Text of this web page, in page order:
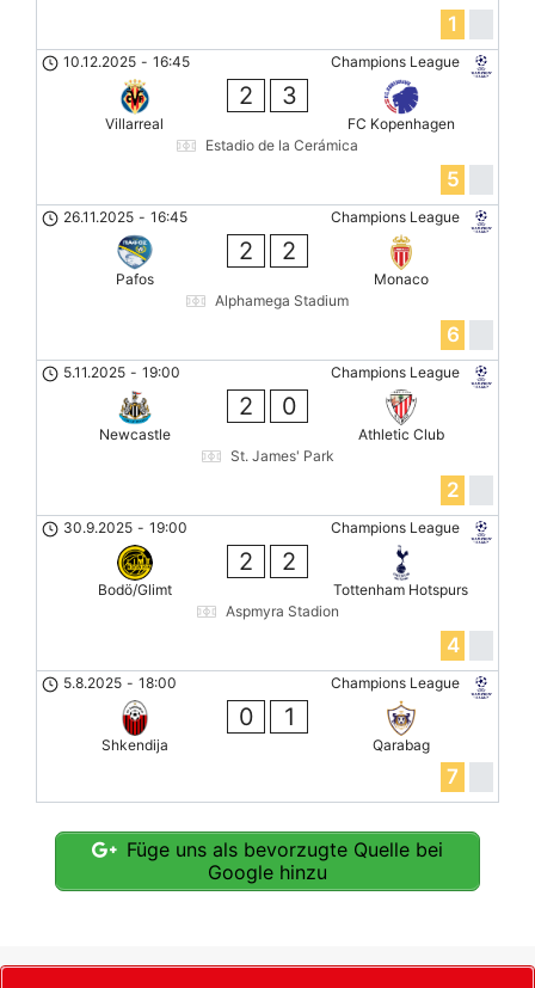
1
Champions League
10.12.2025 - 16:45
Villarreal
2 3
FC Kopenhagen
Estadio de la Cerámica
5
Champions League
26.11.2025 - 16:45
Pafos
2 2
Monaco
Alphamega Stadium
6
Champions League
5.11.2025 - 19:00
Newcastle
2 0
Athletic Club
St. James' Park
2
Champions League
30.9.2025 - 19:00
Bodö/Glimt
2 2
Tottenham Hotspurs
Aspmyra Stadion
4
Champions League
5.8.2025 - 18:00
Shkendija
0 1
Qarabag
7
Füge uns als bevorzugte Quelle bei
Google hinzu